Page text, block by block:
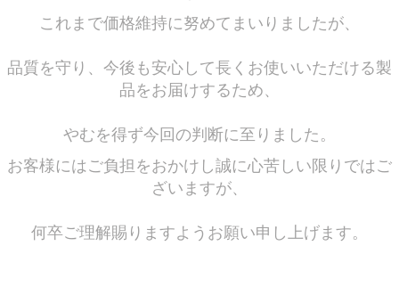
やむを得ず今回の判断に至りました。
お客様にはご負担をおかけし誠に心苦しい限りではご
ざいますが、
何卒ご理解賜りますようお願い申し上げます。